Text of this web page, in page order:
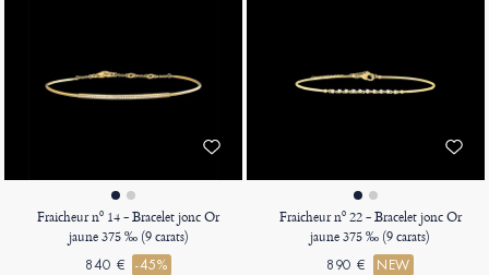
Fraicheur nº 14 - Bracelet jonc Or
jaune 375 ‰ (9 carats)
840 € -45%
Fraicheur nº 22 - Bracelet jonc Or
jaune 375 ‰ (9 carats)
890 € NEW